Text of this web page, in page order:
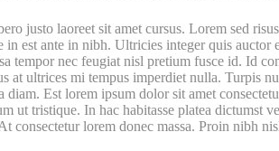
justo laoreet sit amet cursus. Lorem sed
in est ante in nibh. Ultricies integer quis auctor
tempor nec feugiat nisl pretium fusce id. Id
at ultrices mi tempus imperdiet nulla. Turpis
Est lorem ipsum dolor sit amet
ut tristique. In hac habitasse platea dictumst
consectetur lorem donec massa. Proin nibh